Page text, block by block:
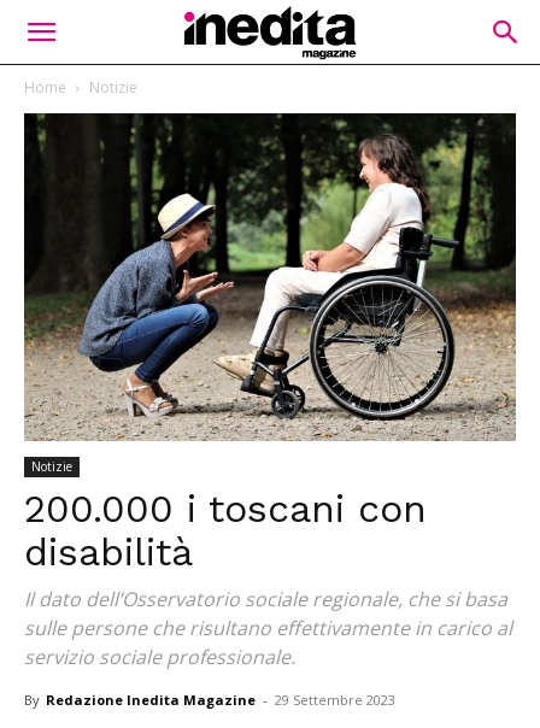
Home Notizie
Notizie
200.000 i toscani con
disabilità
Il dato dell’Osservatorio sociale regionale, che si basa
sulle persone che risultano effettivamente in carico al
servizio sociale professionale.
By Redazione Inedita Magazine - 29 Settembre 2023